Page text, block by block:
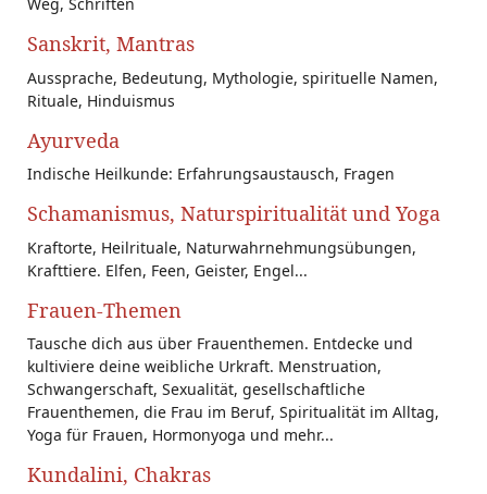
Sanskrit, Mantras
Aussprache, Bedeutung, Mythologie, spirituelle Namen,
Rituale, Hinduismus
Ayurveda
Indische Heilkunde: Erfahrungsaustausch, Fragen
Schamanismus, Naturspiritualität und Yoga
Kraftorte, Heilrituale, Naturwahrnehmungsübungen,
Krafttiere. Elfen, Feen, Geister, Engel...
Frauen-Themen
Tausche dich aus über Frauenthemen. Entdecke und
kultiviere deine weibliche Urkraft. Menstruation,
Schwangerschaft, Sexualität, gesellschaftliche
Frauenthemen, die Frau im Beruf, Spiritualität im Alltag,
Yoga für Frauen, Hormonyoga und mehr...
Kundalini, Chakras